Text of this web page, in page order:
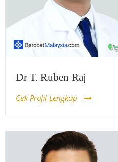
Dr T. Ruben Raj
Cek Profil Lengkap